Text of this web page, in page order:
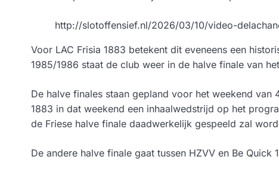
http://slotoffensief.nl/2026/03/10/video-
Voor LAC Frisia 1883 betekent dit eveneens een
1985/1986 staat de club weer in de halve finale van
De halve finales staan gepland voor het weekend van
1883 in dat weekend een inhaalwedstrijd op het
de Friese halve finale daadwerkelijk gespeeld zal
De andere halve finale gaat tussen HZVV en Be Quick